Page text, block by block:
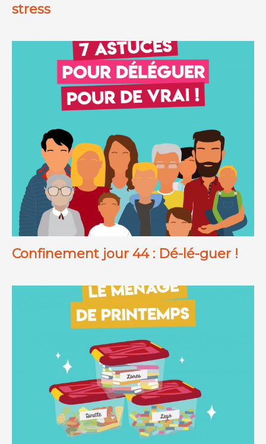
stress
Confinement jour 44 : Dé-lé-guer !